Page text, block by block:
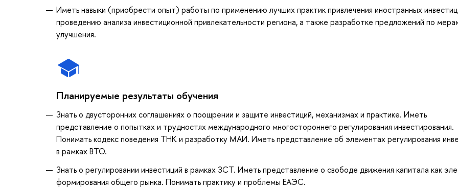
Иметь навыки (приобрести опыт) работы по применению лучших практик привлечения иностранных
проведению анализа инвестиционной привлекательности региона, а также разработке предложений по
улучшения.
Планируемые результаты обучения
Знать о двусторонних соглашениях о поощрении и защите инвестиций, механизмах и практике. Иметь
представление о попытках и трудностях международного многостороннего регулирования инвестирования.
Понимать кодекс поведения ТНК и разработку МАИ. Иметь представление об элементах регулирования
в рамках ВТО.
Знать о регулировании инвестиций в рамках ЗСТ. Иметь представление о свободе движения капитала как
формирования общего рынка. Понимать практику и проблемы ЕАЭС.